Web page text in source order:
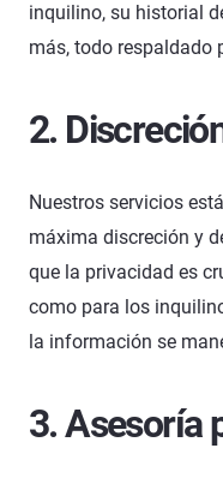
inquilino, su historial
más, todo respaldado
2.
Nuestros servicios
máxima discreción y
que la privacidad es
como para los
la información se
3. Asesoría